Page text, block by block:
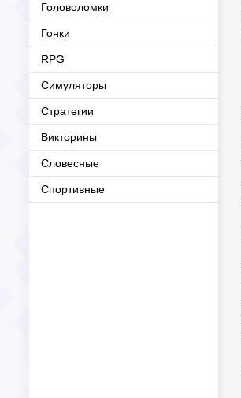
Головоломки
Гонки
RPG
Симуляторы
Стратегии
Викторины
Словесные
Спортивные